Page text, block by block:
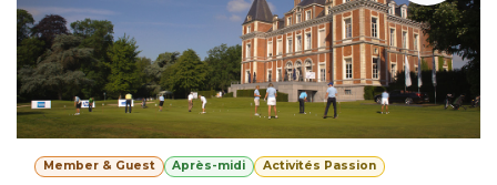
Member & Guest Après-midi Activités Passion